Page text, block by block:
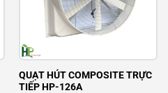
QUẠT HÚT COMPOSITE TRỰC
TIẾP HP-126A